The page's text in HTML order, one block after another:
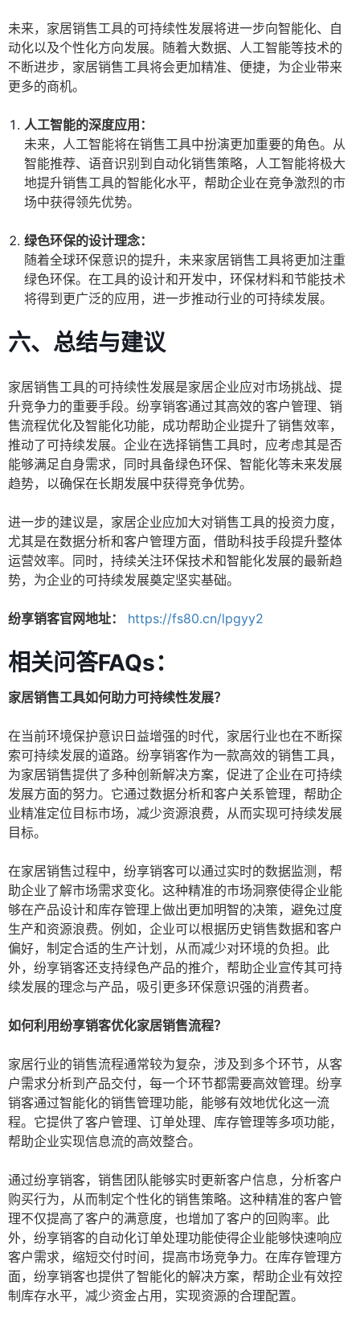
未来，家居销售工具的可持续性发展将进一步向智能化、自
动化以及个性化方向发展。随着大数据、人工智能等技术的
不断进步，家居销售工具将会更加精准、便捷，为企业带来
更多的商机。
人工智能的深度应用：
未来，人工智能将在销售工具中扮演更加重要的角色。从
智能推荐、语音识别到自动化销售策略，人工智能将极大
地提升销售工具的智能化水平，帮助企业在竞争激烈的市
场中获得领先优势。
绿色环保的设计理念：
随着全球环保意识的提升，未来家居销售工具将更加注重
绿色环保。在工具的设计和开发中，环保材料和节能技术
将得到更广泛的应用，进一步推动行业的可持续发展。
六、总结与建议
家居销售工具的可持续性发展是家居企业应对市场挑战、提
升竞争力的重要手段。纷享销客通过其高效的客户管理、销
售流程优化及智能化功能，成功帮助企业提升了销售效率，
推动了可持续发展。企业在选择销售工具时，应考虑其是否
能够满足自身需求，同时具备绿色环保、智能化等未来发展
趋势，以确保在长期发展中获得竞争优势。
进一步的建议是，家居企业应加大对销售工具的投资力度，
尤其是在数据分析和客户管理方面，借助科技手段提升整体
运营效率。同时，持续关注环保技术和智能化发展的最新趋
势，为企业的可持续发展奠定坚实基础。
纷享销客官网地址： https://fs80.cn/lpgyy2
相关问答FAQs：
家居销售工具如何助力可持续性发展？
在当前环境保护意识日益增强的时代，家居行业也在不断探
索可持续发展的道路。纷享销客作为一款高效的销售工具，
为家居销售提供了多种创新解决方案，促进了企业在可持续
发展方面的努力。它通过数据分析和客户关系管理，帮助企
业精准定位目标市场，减少资源浪费，从而实现可持续发展
目标。
在家居销售过程中，纷享销客可以通过实时的数据监测，帮
助企业了解市场需求变化。这种精准的市场洞察使得企业能
够在产品设计和库存管理上做出更加明智的决策，避免过度
生产和资源浪费。例如，企业可以根据历史销售数据和客户
偏好，制定合适的生产计划，从而减少对环境的负担。此
外，纷享销客还支持绿色产品的推介，帮助企业宣传其可持
续发展的理念与产品，吸引更多环保意识强的消费者。
如何利用纷享销客优化家居销售流程？
家居行业的销售流程通常较为复杂，涉及到多个环节，从客
户需求分析到产品交付，每一个环节都需要高效管理。纷享
销客通过智能化的销售管理功能，能够有效地优化这一流
程。它提供了客户管理、订单处理、库存管理等多项功能，
帮助企业实现信息流的高效整合。
通过纷享销客，销售团队能够实时更新客户信息，分析客户
购买行为，从而制定个性化的销售策略。这种精准的客户管
理不仅提高了客户的满意度，也增加了客户的回购率。此
外，纷享销客的自动化订单处理功能使得企业能够快速响应
客户需求，缩短交付时间，提高市场竞争力。在库存管理方
面，纷享销客也提供了智能化的解决方案，帮助企业有效控
制库存水平，减少资金占用，实现资源的合理配置。